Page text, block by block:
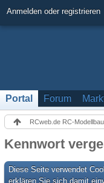
Anmelden oder registrieren
Portal Forum
RCweb.de RC-
Kennwort
Diese Seite verwendet
erklären Sie sich damit